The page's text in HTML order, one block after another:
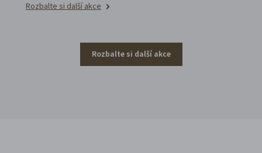
Rozbalte si další akce
Rozbalte si další akce